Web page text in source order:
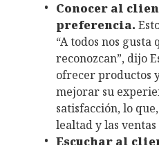
Conocer al
preferencia.
“A todos nos gusta
reconozcan”, dijo
ofrecer productos
mejorar su
satisfacción, lo
lealtad y las
Escuchar al